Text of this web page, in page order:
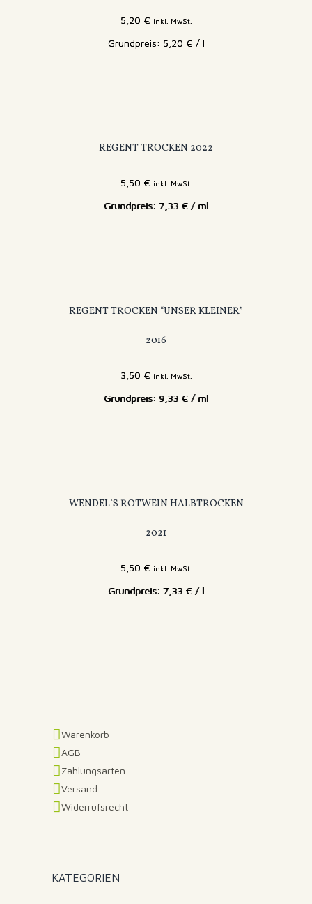
5,20 € inkl. MwSt.
5,20 € / l
REGENT TROCKEN 2022
5,50 € inkl. MwSt.
7,33 € /ml
REGENT TROCKEN “UNSER KLEINER”
2016
3,50 € inkl. MwSt.
9,33 € /ml
WENDEL`S ROTWEIN HALBTROCKEN
2021
5,50 € inkl. MwSt.
7,33 € /l
Warenkorb
AGB
Zahlungsarten
Versand
Widerrufsrecht
KATEGORIEN